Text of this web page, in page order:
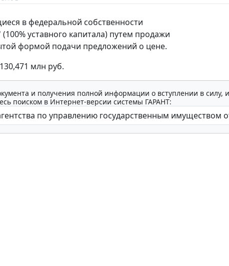
в федеральной собственности
уставного капитала) путем продажи
формой подачи предложений о цене.
млн руб.
и получения полной информации о вступлении в силу,
поиском в Интернет-версии системы ГАРАНТ: